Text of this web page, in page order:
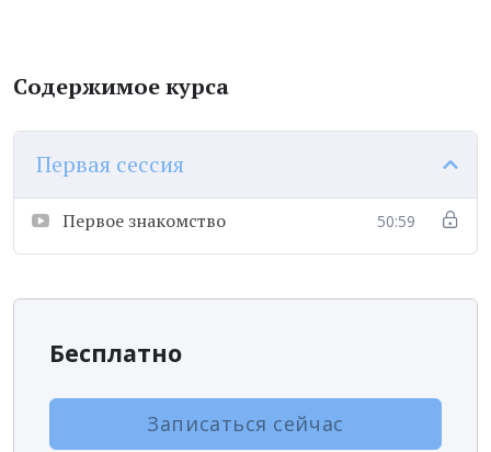
Содержимое курса
Первая сессия
Первое знакомство 50:59
Бесплатно
Записаться сейчас